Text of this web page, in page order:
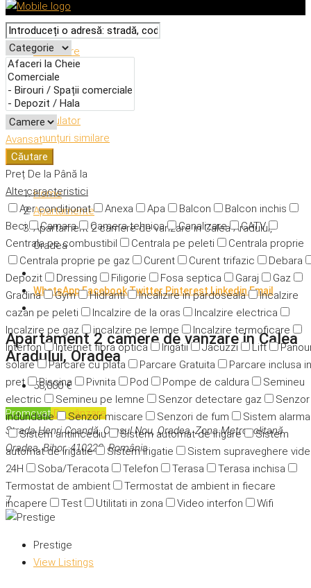
Avansat
Căutare
Preț De la Până la
Alte caracteristici
Aer condiționat
Anexa Apa Balcon
Balcon inchis
Beci
Camara Camera tehnica Canalizare
CATV
Centrala pe combustibil
Centrala pe peleti
Centrala proprie
Centrala proprie pe gaz
Curent Curent trifazic
Debara
Depozit
Dressing Filigorie Fosa septica Garaj
Gaz
Gradina
Gym Hidranti Incalizire in pardoseala
Incalzire
cazan pe peleti
Incalzire de la oras
Incalzire electrica
Incalzire pe gaz
incalzire pe lemne
Incalzire termoficare
Interfon
Internet fibra optica Irigatii Jacuzzi Lift
solare
Parcare cu plata Parcare Gratuita
Parcare inclusa in
pret
Piscina Pivnita Pod Pompe de caldura
Semineu
electric
Semineu pe lemne Senzor detectare gaz
Senzor
indundatie
Senzor miscare Senzori de fum
Sistem alarma
Sistem antiincediu
Sistem automat de irigare
Sistem
automat de irigatie
Sistem irigatie
Sistem supraveghere
24H
Soba/Teracota Telefon Terasa
Terasa inchisa
Termostat de ambient
Termostat de ambient in fiecare
incapere
Test Utilitati in zona Video interfon Wifi
Descriere
Caracteristici
Adresă
Detalii
Calculator
Anunțuri similare
Home
Apartamente
Apartament 2 camere de vanzare in Calea Aradului,
Oradea
WhatsAppFacebookTwitter Pinterest LinkedinEmail
Apartament 2 camere de vanzare in Calea
Aradului, Oradea
58,000 €
PromovatDe vânzare
Strada Henri Coandă, Orașul Nou, Oradea, Zona Metropolitană
Oradea, Bihor, 410228, România
7
Prestige
View Listings